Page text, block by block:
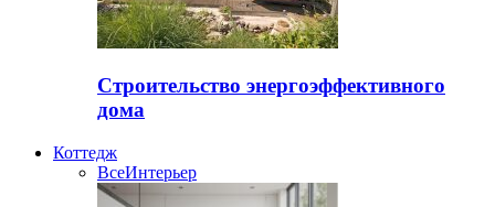
Строительство энергоэффективного
дома
Коттедж
ВсеИнтерьер